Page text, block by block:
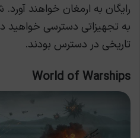
رایگان به ارمغان خواهند
به تجهیزاتی دسترسی خواهید
تاریخی در دسترس بودند.
World of Warships